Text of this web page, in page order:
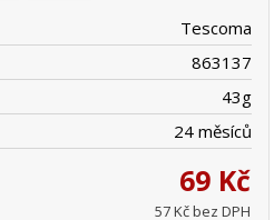
Tescoma
863137
43g
24 měsíců
69 Kč
57 Kč bez DPH